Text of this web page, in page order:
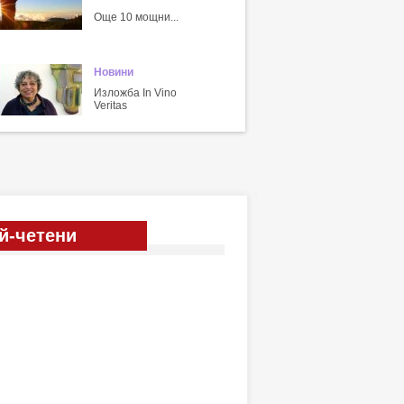
Още 10 мощни...
Новини
Изложба In Vino
Veritas
четени